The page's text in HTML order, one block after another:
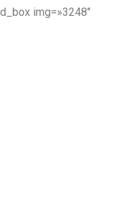
img=»3248″